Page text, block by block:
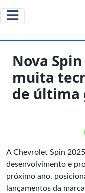
Nova
muita
de última
A Chevrolet Spin
desenvolvimento e
próximo ano,
lançamentos da